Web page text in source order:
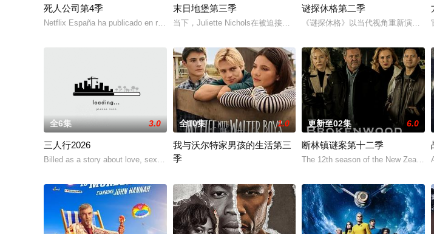
死人公司第4季
Netflix España ha publicado en redes social
末日地堡第三季
当下，Juliette Nichols在被迫接受“净化”后幸存下来，但记忆却已丧失，而
谜探休格第二季
《谜探休格》以当代视角重新演绎
全6集 3.0
三人行2026
Billed as a story about love, sex and passi
全10集 1.0
我与沃尔特家男孩的生活第三
季
更新至02集 6.0
断林镇谜案第十二季
The 12th season of the New Zealand